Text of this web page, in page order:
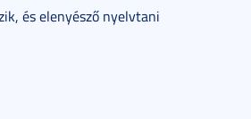
és elenyésző nyelvtani